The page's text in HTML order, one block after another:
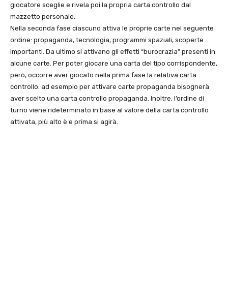
giocatore sceglie e rivela poi la propria carta controllo dal
mazzetto personale.
Nella seconda fase ciascuno attiva le proprie carte nel seguente
ordine: propaganda, tecnologia, programmi spaziali, scoperte
importanti. Da ultimo si attivano gli effetti “burocrazia” presenti in
alcune carte. Per poter giocare una carta del tipo corrispondente,
però, occorre aver giocato nella prima fase la relativa carta
controllo: ad esempio per attivare carte propaganda bisognerà
aver scelto una carta controllo propaganda. Inoltre, l’ordine di
turno viene rideterminato in base al valore della carta controllo
attivata, più alto è e prima si agirà.